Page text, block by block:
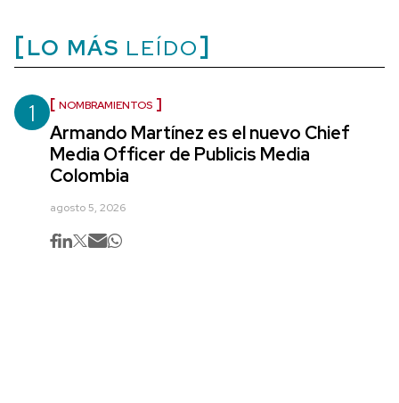
LO MÁS LEÍDO
1 NOMBRAMIENTOS
Armando Martínez es el nuevo Chief
Media Officer de Publicis Media
Colombia
agosto 5, 2026